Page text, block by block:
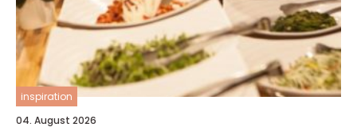
inspiration
04. August 2026